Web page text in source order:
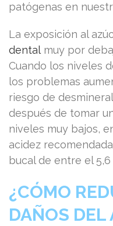
patógenas en
La exposición al
dental muy por
Cuando los niveles
los problemas
riesgo de
después de tomar
niveles muy bajos,
acidez
bucal de entre el 5,6
¿CÓMO
DAÑOS DEL